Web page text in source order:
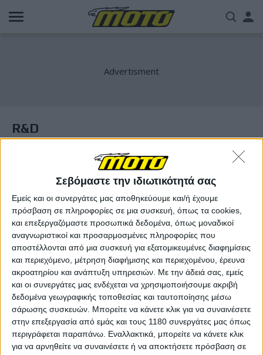
Σεβόμαστε την ιδιωτικότητά σας
Εμείς και οι συνεργάτες μας αποθηκεύουμε και/ή έχουμε
πρόσβαση σε πληροφορίες σε μια συσκευή, όπως τα cookies,
και επεξεργαζόμαστε προσωπικά δεδομένα, όπως μοναδικοί
αναγνωριστικοί και προσαρμοσμένες πληροφορίες που
αποστέλλονται από μια συσκευή για εξατομικευμένες διαφημίσεις
και περιεχόμενο, μέτρηση διαφήμισης και περιεχομένου, έρευνα
ακροατηρίου και ανάπτυξη υπηρεσιών. Με την άδειά σας, εμείς
και οι συνεργάτες μας ενδέχεται να χρησιμοποιήσουμε ακριβή
δεδομένα γεωγραφικής τοποθεσίας και ταυτοποίησης μέσω
σάρωσης συσκευών. Μπορείτε να κάνετε κλικ για να συναινέσετε
στην επεξεργασία από εμάς και τους 1180 συνεργάτες μας όπως
περιγράφεται παραπάνω. Εναλλακτικά, μπορείτε να κάνετε κλικ
για να αρνηθείτε να συναινέσετε ή να αποκτήσετε πρόσβαση σε
Παράκαμψη
προς
R&D
Επικαιρότητα 5/8/2026
Ducati: Επενδύει 121 εκατομμύρια ευρώ σε έρευνα
και ανάπτυξη – Με κρατική επιχορήγηση τα 33,5
Πάνω από 99 εκατ. ευρώ θα διατεθούν σε έρευνα και